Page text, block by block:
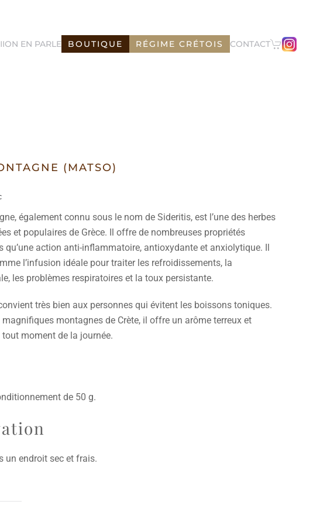
ON EN PARLE BOUTIQUE RÉGIME CRÉTOIS CONTACT
(MATSO)
également connu sous le nom de Sideritis, est l’une des herbes
et populaires de Grèce. Il offre de nombreuses propriétés
qu’une action anti-inflammatoire, antioxydante et anxiolytique. Il
l’infusion idéale pour traiter les refroidissements, la
les problèmes respiratoires et la toux persistante.
très bien aux personnes qui évitent les boissons toniques.
magnifiques montagnes de Crète, il offre un arôme terreux et
tout moment de la journée.
de 50 g.
un endroit sec et frais.